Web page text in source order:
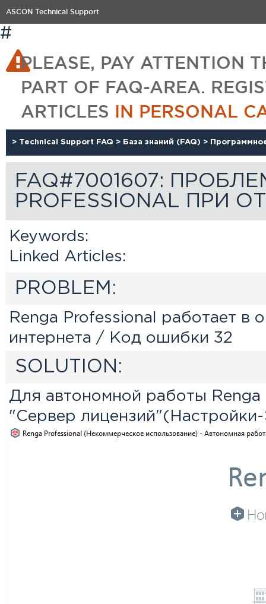
ASCON Technical Support
#
PLEASE, PAY ATTENTION
PART OF FAQ-AREA.
ARTICLES IN PERSONAL
> Technical Support FAQ > База знаний (FAQ) >
FAQ#7001607:
PROFESSIONAL ПРИ
Keywords:
Linked Articles:
PROBLEM:
Renga Professional работает в
интернета / Код ошибки 32
SOLUTION:
Для автономной работы Renga
"Сервер